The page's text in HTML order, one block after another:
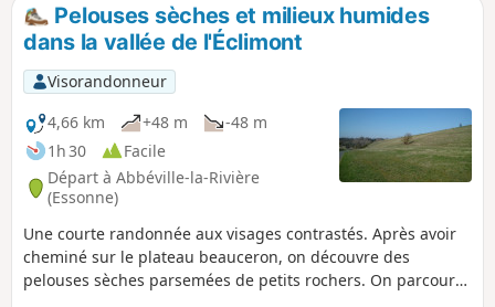
Pelouses sèches et milieux humides
dans la vallée de l'Éclimont
Visorandonneur
4,66 km
+48 m
-48 m
1h 30
Facile
Départ à Abbéville-la-Rivière
(Essonne)
Une courte randonnée aux visages contrastés. Après avoir
cheminé sur le plateau beauceron, on découvre des
pelouses sèches parsemées de petits rochers. On parcourt